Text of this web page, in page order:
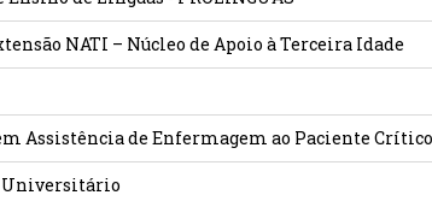
NATI – Núcleo de Apoio à Terceira Idade
Assistência de Enfermagem ao Paciente Crítico
Universitário